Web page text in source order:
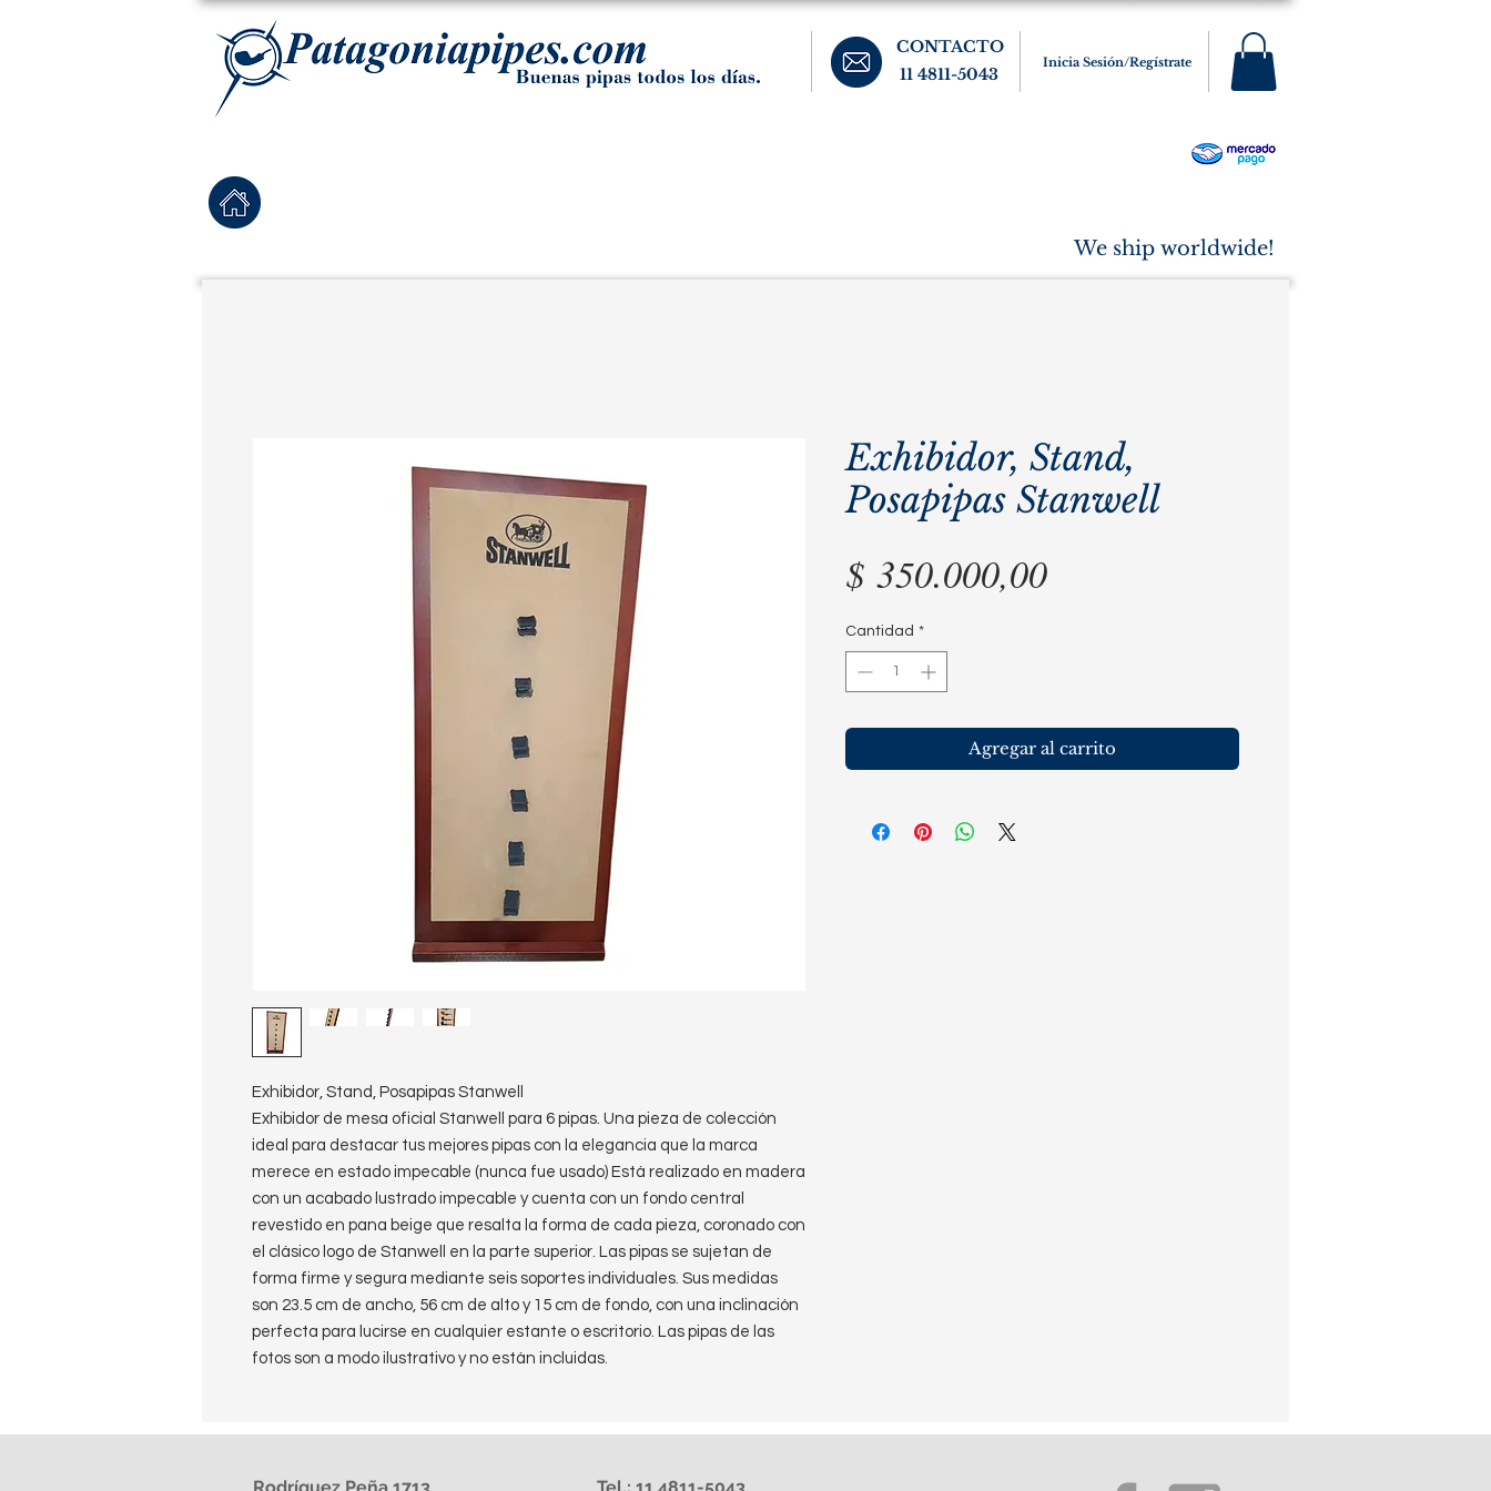
CONTACTO
11 4811-5043
Inicia Sesión/Regístrate
We ship worldwide!
Exhibidor, Stand, Posapipas Stanwell
Exhibidor de mesa oficial Stanwell para 6 pipas. Una pieza de colección
ideal para destacar tus mejores pipas con la elegancia que la marca
merece en estado impecable (nunca fue usado) Está realizado en madera
con un acabado lustrado impecable y cuenta con un fondo central
revestido en pana beige que resalta la forma de cada pieza, coronado con
el clásico logo de Stanwell en la parte superior. Las pipas se sujetan de
forma firme y segura mediante seis soportes individuales. Sus medidas
son 23.5 cm de ancho, 56 cm de alto y 15 cm de fondo, con una inclinación
perfecta para lucirse en cualquier estante o escritorio. Las pipas de las
fotos son a modo ilustrativo y no están incluidas.
Exhibidor, Stand,
Posapipas Stanwell
$ 350.000,00Precio
Cantidad *
Agregar al carrito
Rodríguez Peña 1713 Tel.: 11 4811-5043